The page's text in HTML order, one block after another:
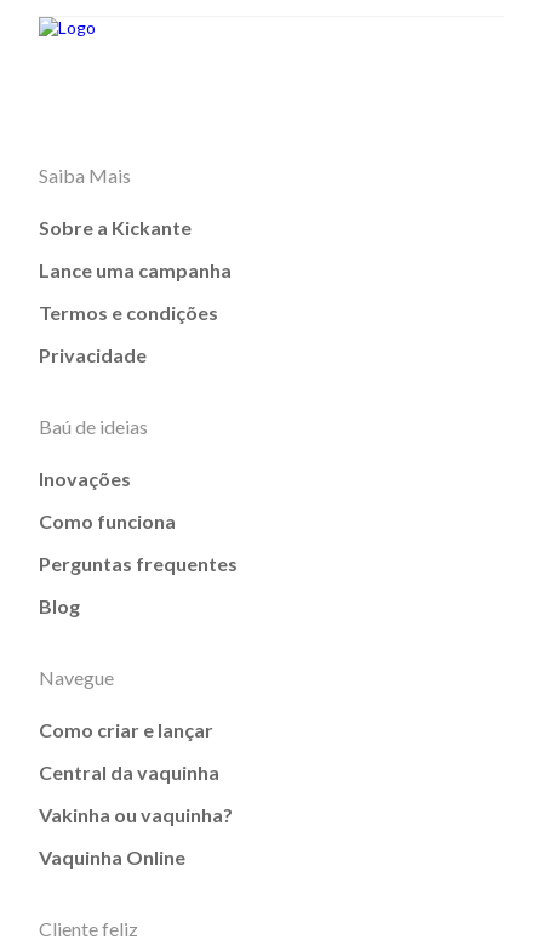
Saiba Mais
Sobre a Kickante
Lance uma campanha
Termos e condições
Privacidade
Baú de ideias
Inovações
Como funciona
Perguntas frequentes
Blog
Navegue
Como criar e lançar
Central da vaquinha
Vakinha ou vaquinha?
Vaquinha Online
Cliente feliz